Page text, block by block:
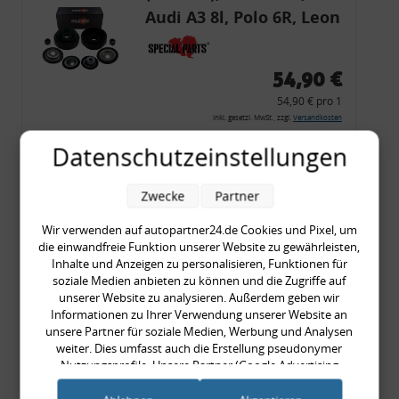
Audi A3 8l, Polo 6R, Leon
54,90 €
54,90 € pro 1
inkl. gesetzl. MwSt., zzgl. Versandkosten
Merkzettel
Rückleuchtenband mit
Blinker, rot, US-Ecken,
Audi 80 Cabrio, Typ 89,
OE-Nr.: 8G0945225 +
8G0945225C
999,99 €
Datenschutzeinstellungen
Wir verwenden auf autopartner24.de Cookies und Pixel, um
die einwandfreie Funktion unserer Website zu gewährleisten,
Inhalte und Anzeigen zu personalisieren, Funktionen für
soziale Medien anbieten zu können und die Zugriffe auf
unserer Website zu analysieren. Außerdem geben wir
Informationen zu Ihrer Verwendung unserer Website an
unsere Partner für soziale Medien, Werbung und Analysen
weiter. Dies umfasst auch die Erstellung pseudonymer
Nutzungsprofile. Unsere Partner (Google Advertising
Products) führen diese Informationen möglicherweise mit
Zwecke Partner